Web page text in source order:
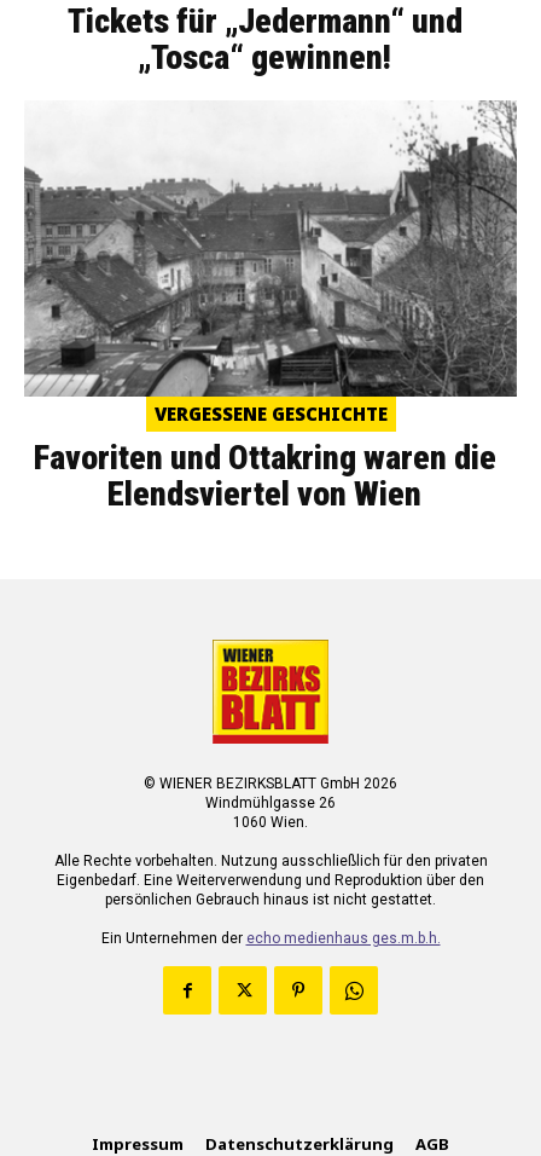
Tickets für „Jedermann“ und
„Tosca“ gewinnen!
VERGESSENE GESCHICHTE
Favoriten und Ottakring waren die
Elendsviertel von Wien
© WIENER BEZIRKSBLATT GmbH 2026
Windmühlgasse 26
1060 Wien.
Alle Rechte vorbehalten. Nutzung ausschließlich für den privaten
Eigenbedarf. Eine Weiterverwendung und Reproduktion über den
persönlichen Gebrauch hinaus ist nicht gestattet.
Ein Unternehmen der echo medienhaus ges.m.b.h.
Impressum Datenschutzerklärung AGB